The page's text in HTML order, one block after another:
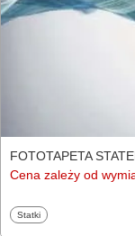
FOTOTAPETA
Cena zależy od
Fototapety
Statki